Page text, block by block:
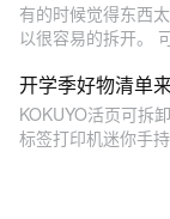
有的时候觉得东西
以很容易的拆开。
开学季好物清单
KOKUYO活页可拆
标签打印机迷你手